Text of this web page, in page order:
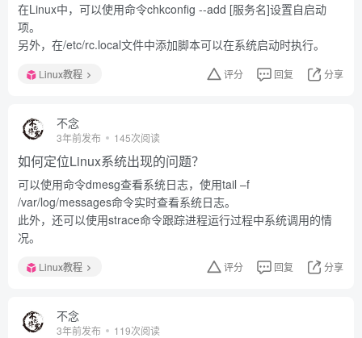
在Linux中，可以使用命令chkconfig --add [服务名]设置自启动
项。
另外，在/etc/rc.local文件中添加脚本可以在系统启动时执行。
Linux教程 评分 回复 分享
不念
3年前发布 145次阅读
如何定位Linux系统出现的问题？
可以使用命令dmesg查看系统日志，使用tail –f
/var/log/messages命令实时查看系统日志。
此外，还可以使用strace命令跟踪进程运行过程中系统调用的情
况。
Linux教程 评分 回复 分享
不念
3年前发布 119次阅读